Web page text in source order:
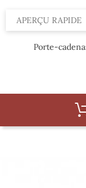
APERÇU RAPIDE
Porte-